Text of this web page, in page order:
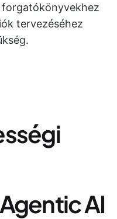
tervezéséhez
AI